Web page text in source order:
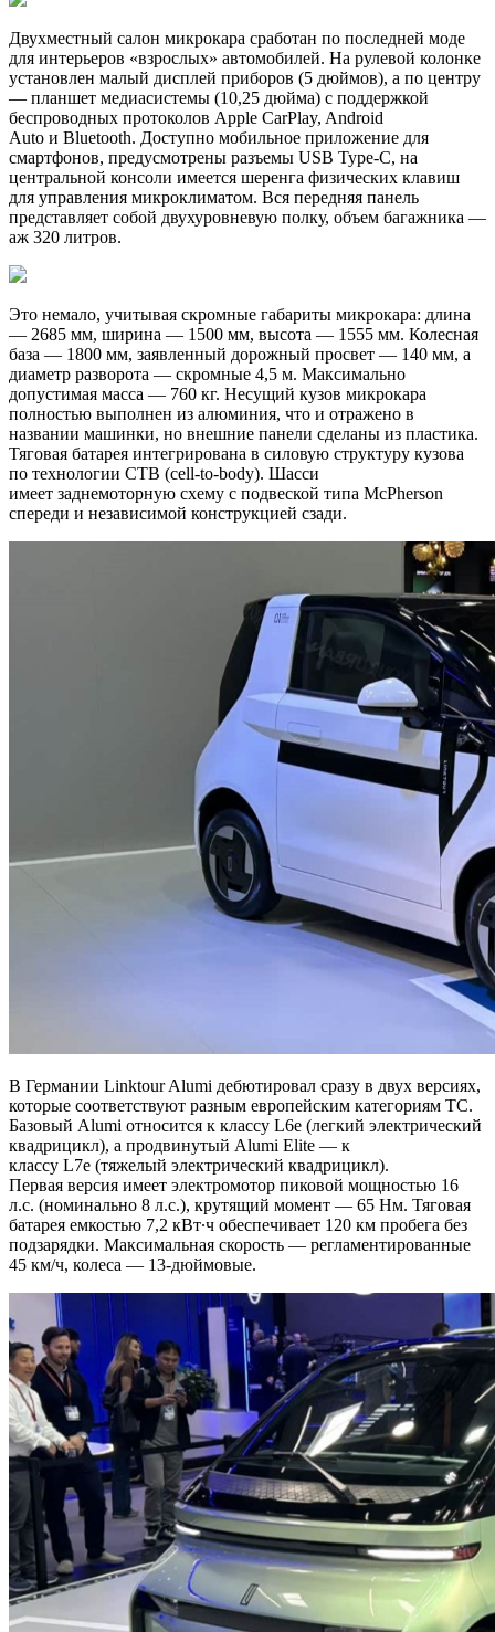
Двухместный салон микрокара сработан по последней моде
для интерьеров «взрослых» автомобилей. На рулевой колонке
установлен малый дисплей приборов (5 дюймов), а по центру
— планшет медиасистемы (10,25 дюйма) с поддержкой
беспроводных протоколов Apple CarPlay, Android
Auto и Bluetooth. Доступно мобильное приложение для
смартфонов, предусмотрены разъемы USB Type-C, на
центральной консоли имеется шеренга физических клавиш
для управления микроклиматом. Вся передняя панель
представляет собой двухуровневую полку, объем багажника —
аж 320 литров.
Это немало, учитывая скромные габариты микрокара: длина
— 2685 мм, ширина — 1500 мм, высота — 1555 мм. Колесная
база — 1800 мм, заявленный дорожный просвет — 140 мм, а
диаметр разворота — скромные 4,5 м. Максимально
допустимая масса — 760 кг. Несущий кузов микрокара
полностью выполнен из алюминия, что и отражено в
названии машинки, но внешние панели сделаны из пластика.
Тяговая батарея интегрирована в силовую структуру кузова
по технологии CTB (cell-to-body). Шасси
имеет заднемоторную схему с подвеской типа McPherson
спереди и независимой конструкцией сзади.
В Германии Linktour Alumi дебютировал сразу в двух версиях,
которые соответствуют разным европейским категориям ТС.
Базовый Alumi относится к классу L6e (легкий электрический
квадрицикл), а продвинутый Alumi Elite — к
классу L7e (тяжелый электрический квадрицикл).
Первая версия имеет электромотор пиковой мощностью 16
л.с. (номинально 8 л.с.), крутящий момент — 65 Нм. Тяговая
батарея емкостью 7,2 кВт∙ч обеспечивает 120 км пробега без
подзарядки. Максимальная скорость — регламентированные
45 км/ч, колеса — 13-дюймовые.